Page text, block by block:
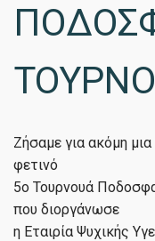
Ζήσαμε για ακόμη
φετινό
5ο Τουρνουά
που διοργάνωσε
η Εταιρία Ψυχικής